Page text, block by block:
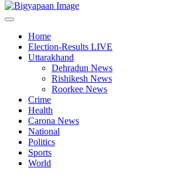
Home
Election-Results LIVE
Uttarakhand
Dehradun News
Rishikesh News
Roorkee News
Crime
Health
Carona News
National
Politics
Sports
World